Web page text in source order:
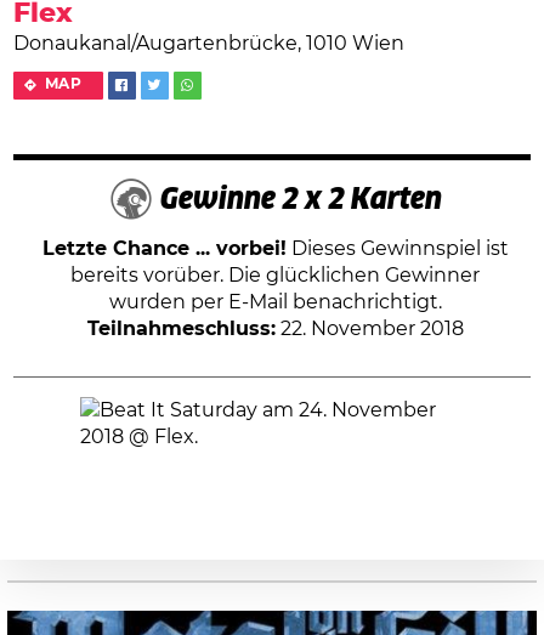
Flex
Donaukanal/Augartenbrücke, 1010 Wien
MAP
Gewinne 2 x 2 Karten
Letzte Chance ... vorbei! Dieses Gewinnspiel ist
bereits vorüber. Die glücklichen Gewinner
wurden per E-Mail benachrichtigt.
Teilnahmeschluss:22. November 2018